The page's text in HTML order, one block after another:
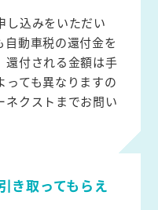
し込みをいただい
自動車税の還付金を
還付される金額は手
っても異なりますの
ネクストまでお問い
き取ってもらえ